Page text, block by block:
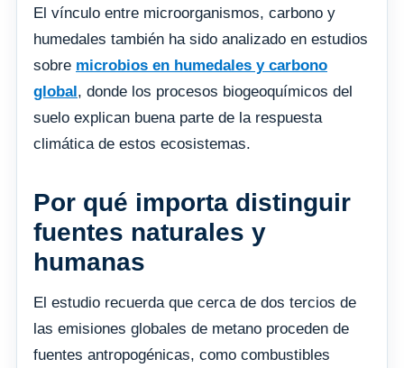
El vínculo entre microorganismos, carbono y
humedales también ha sido analizado en estudios
sobre microbios en humedales y carbono
global, donde los procesos biogeoquímicos del
suelo explican buena parte de la respuesta
climática de estos ecosistemas.
Por qué importa distinguir
fuentes naturales y
humanas
El estudio recuerda que cerca de dos tercios de
las emisiones globales de metano proceden de
fuentes antropogénicas, como combustibles